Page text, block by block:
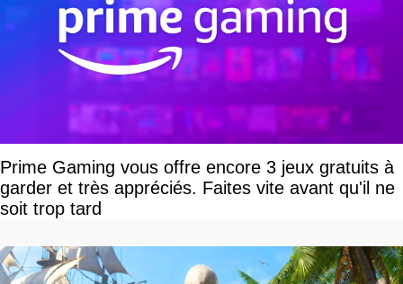
Prime Gaming vous offre encore 3 jeux gratuits à
garder et très appréciés. Faites vite avant qu'il ne
soit trop tard